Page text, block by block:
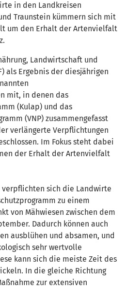
in den Landkreisen
Traunstein kümmern sich mit
um den Erhalt der Artenvielfalt
Landwirtschaft und
als Ergebnis der diesjährigen
mit, in denen das
(Kulap) und das
(VNP) zusammengefasst
verlängerte Verpflichtungen
Im Fokus steht dabei
der Erhalt der Artenvielfalt
sich die Landwirte
zu einem
von Mähwiesen zwischen dem
Dadurch können auch
ausblühen und absamen, und
sehr wertvolle
kann sich die meiste Zeit des
In die gleiche Richtung
zur extensiven